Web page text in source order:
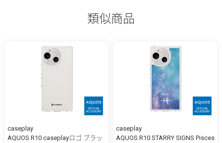
類似商品
caseplay
AQUOS R10 caseplayロゴ ブラッ
caseplay
AQUOS R10 STARRY SIGNS Pisces